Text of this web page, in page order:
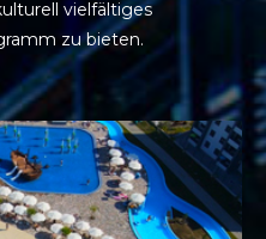
vielfältiges
zu bieten.